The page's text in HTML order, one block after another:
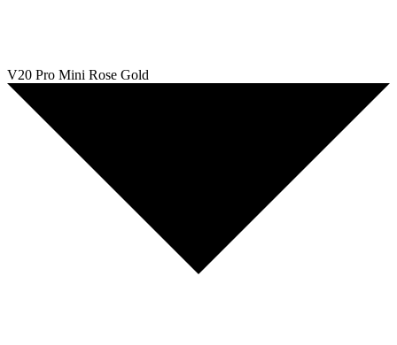
V20 Pro Mini Rose Gold